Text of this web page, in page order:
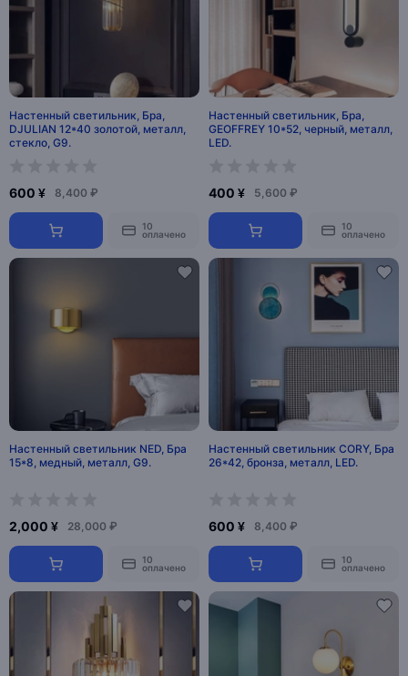
Настенный светильник, Бра,
DJULIAN 12*40 золотой, металл,
стекло, G9.
600 ¥ 8,400 ₽
10
оплачено
Настенный светильник, Бра,
GEOFFREY 10*52, черный, металл,
LED.
400 ¥ 5,600 ₽
10
оплачено
Настенный светильник NED, Бра
15*8, медный, металл, G9.
2,000 ¥ 28,000 ₽
10
оплачено
Настенный светильник CORY, Бра
26*42, бронза, металл, LED.
600 ¥ 8,400 ₽
10
оплачено